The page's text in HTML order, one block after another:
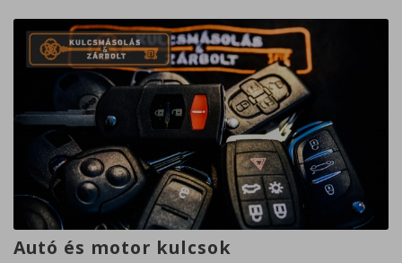
Autó és motor kulcsok